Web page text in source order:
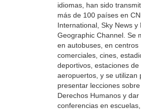
idiomas, han sido
más de 100 países en
International, Sky News y
Geographic Channel. Se
en autobuses, en centros
comerciales, cines,
deportivos, estaciones de
aeropuertos, y se utilizan
presentar lecciones
Derechos Humanos y dar
conferencias en